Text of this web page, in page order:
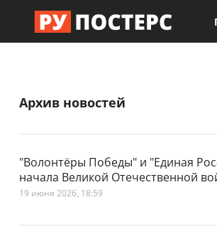
Архив новостей
"Волонтёры Победы" и "Единая
начала Великой Отечественной
19 июня 2026, 18:59